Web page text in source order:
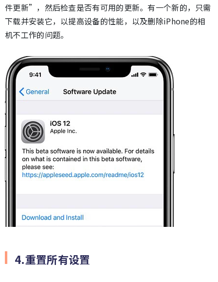
件更新”，然后检查是否有可用的更新。有一个新的，只需
下载并安装它，以提高设备的性能，以及删除iPhone的相
机不工作的问题。
4.重置所有设置